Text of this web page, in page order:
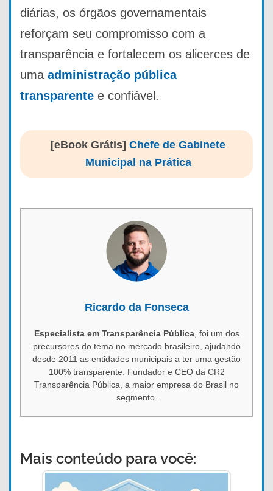
diárias, os órgãos governamentais
reforçam seu compromisso com a
transparência e fortalecem os alicerces de
uma administração pública
transparente e confiável.
[eBook Grátis] Chefe de Gabinete
Municipal na Prática
Ricardo da Fonseca
Especialista em Transparência Pública, foi um dos
precursores do tema no mercado brasileiro, ajudando
desde 2011 as entidades municipais a ter uma gestão
100% transparente. Fundador e CEO da CR2
Transparência Pública, a maior empresa do Brasil no
segmento.
Mais conteúdo para você: